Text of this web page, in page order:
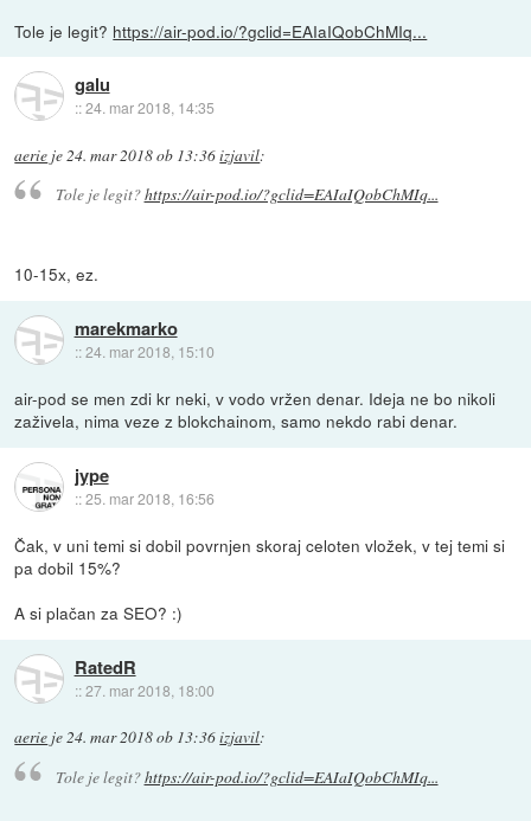
Tole je legit? https://air-pod.io/?gclid=EAIaIQobChMIq...
galu
::24. mar 2018, 14:35
aerie je24. mar 2018 ob 13:36izjavil:
Tole je legit?https://air-pod.io/?gclid=EAIaIQobChMIq...
10-15x, ez.
marekmarko
::24. mar 2018, 15:10
air-pod se men zdi kr neki, v vodo vržen denar. Ideja ne bo nikoli
zaživela, nima veze z blokchainom, samo nekdo rabi denar.
jype
::25. mar 2018, 16:56
Čak, v uni temi si dobil povrnjen skoraj celoten vložek, v tej temi si
pa dobil 15%?
A si plačan za SEO? :)
RatedR
::27. mar 2018, 18:00
aerie je24. mar 2018 ob 13:36izjavil:
Tole je legit?https://air-pod.io/?gclid=EAIaIQobChMIq...